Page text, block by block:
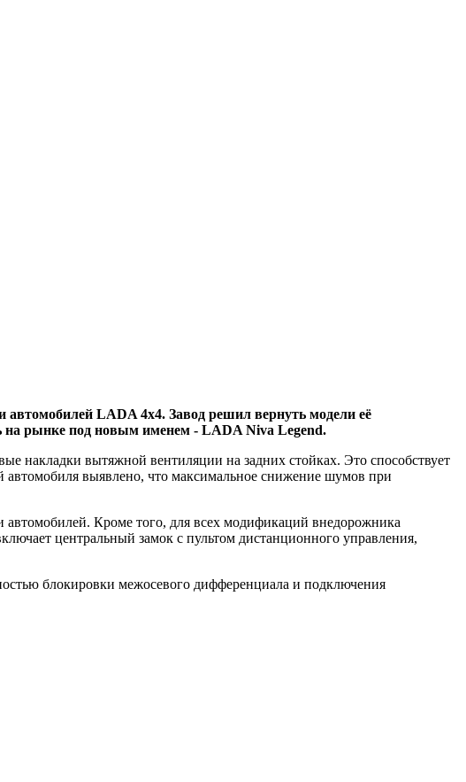
LADA 4x4. Завод решил вернуть модели её
на рынке под новым именем - LADA Niva Legend.
накладки вытяжной вентиляции на задних стойках. Это способствует
выявлено, что максимальное снижение шумов при
Кроме того, для всех модификаций внедорожника
центральный замок с пультом дистанционного управления,
блокировки межосевого дифференциала и подключения